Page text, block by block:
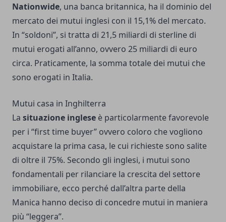
Nationwide, una banca britannica, ha il dominio del
mercato dei mutui inglesi con il 15,1% del mercato.
In “soldoni”, si tratta di 21,5 miliardi di sterline di
mutui erogati all’anno, ovvero 25 miliardi di euro
circa. Praticamente, la somma totale dei mutui che
sono erogati in Italia.
Mutui casa in Inghilterra
La situazione inglese è particolarmente favorevole
per i “first time buyer” ovvero coloro che vogliono
acquistare la prima casa, le cui richieste sono salite
di oltre il 75%. Secondo gli inglesi, i mutui sono
fondamentali per rilanciare la crescita del settore
immobiliare, ecco perché dall’altra parte della
Manica hanno deciso di concedre mutui in maniera
più “leggera”.